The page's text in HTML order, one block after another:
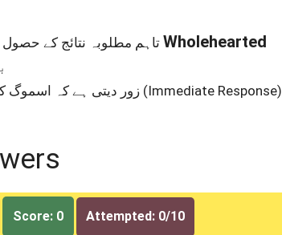
Wholehearted
(Immediate Response)
Score: 0 Attempted: 0/10